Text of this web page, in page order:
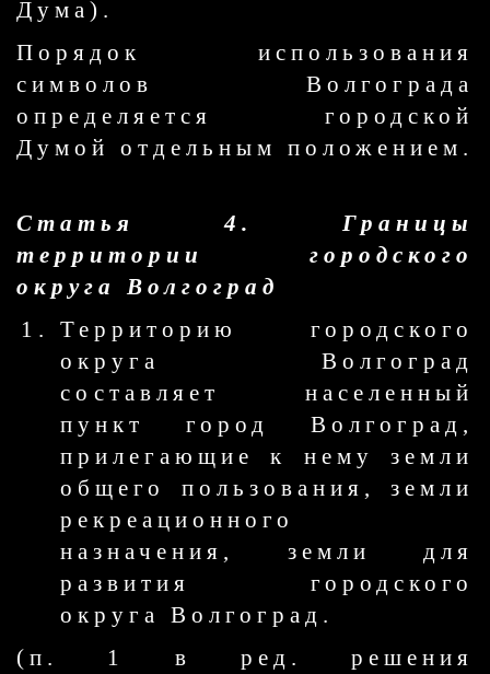
Дума).
Порядок использования
символов Волгограда
определяется городской
Думой отдельным положением.
Статья 4. Границы
территории городского
округа Волгоград
Территорию городского
округа Волгоград
составляет населенный
пункт город Волгоград,
прилегающие к нему земли
общего пользования, земли
рекреационного
назначения, земли для
развития городского
округа Волгоград.
(п. 1 в ред. решения